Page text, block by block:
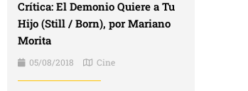
Crítica: El Demonio Quiere a Tu
Hijo (Still / Born), por Mariano
Morita
05/08/2018 Cine